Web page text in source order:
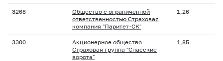
3268
Общество с ограниченной
ответственностью Страховая
компания "Паритет-СК"
1,26
3300
Акционерное общество
Страховая группа "Спасские
ворота"
1,85